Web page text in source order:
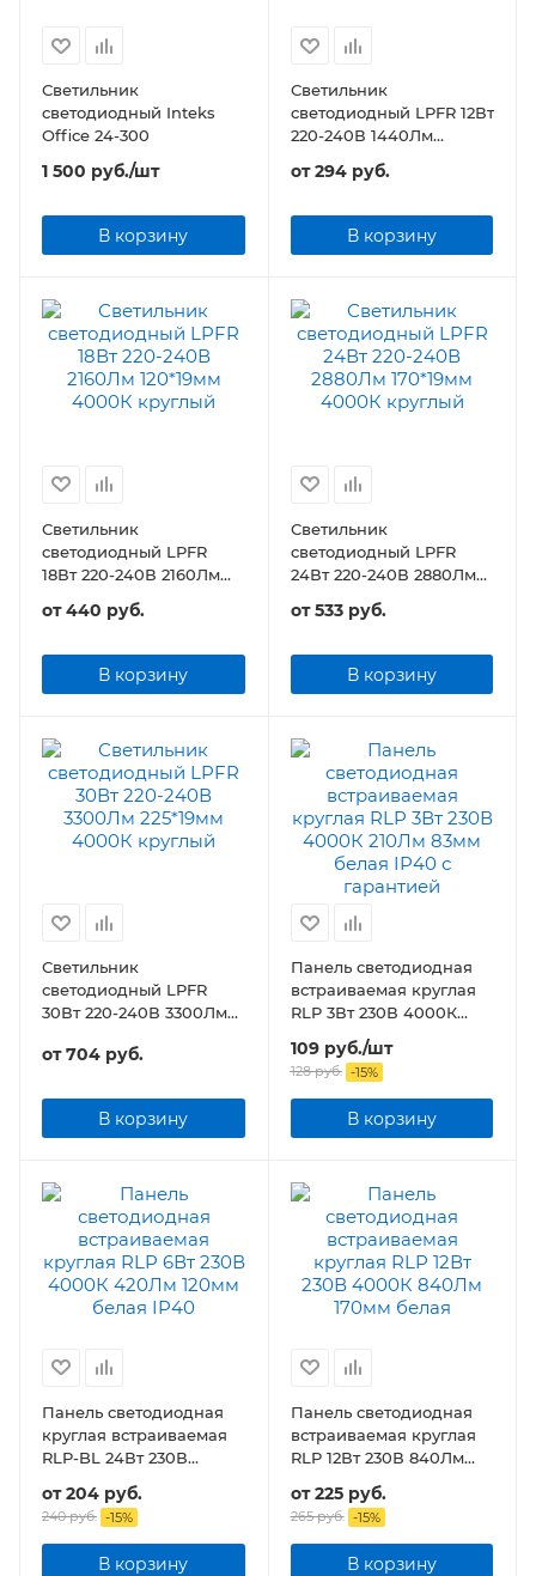
Светильник
светодиодный Inteks
Office 24-300
1 500 руб./шт
В корзину
Светильник
светодиодный LPFR 12Вт
220-240В 1440Лм
от294 руб.
В корзину
Светильник
светодиодный LPFR
18Вт 220-240В 2160Лм
от440 руб.
В корзину
Светильник
светодиодный LPFR
24Вт 220-240В 2880Лм
от533 руб.
В корзину
Светильник
светодиодный LPFR
30Вт 220-240В 3300Лм
от704 руб.
В корзину
Панель светодиодная
встраиваемая круглая
RLP 3Вт 230В 4000К
210Лм 83мм белая IP40
109руб./шт
128руб. -15%
В корзину
Панель светодиодная
круглая встраиваемая
RLP-BL 24Вт 230В
подсветкой белая
от204 руб.
240 руб. -15%
В корзину
Панель светодиодная
встраиваемая круглая
RLP 12Вт 230В 840Лм
от225 руб.
265 руб. -15%
В корзину